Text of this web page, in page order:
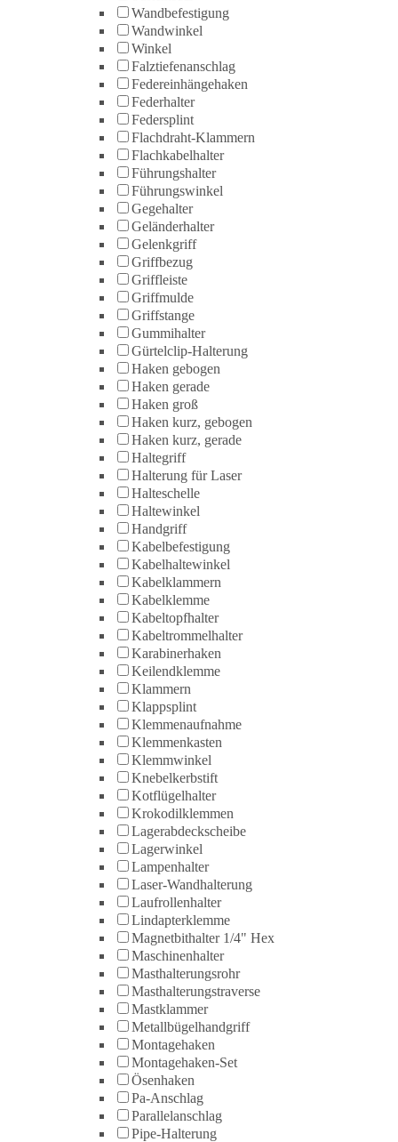
Wandbefestigung
Wandwinkel
Winkel
Falztiefenanschlag
Federeinhängehaken
Federhalter
Federsplint
Flachdraht-Klammern
Flachkabelhalter
Führungshalter
Führungswinkel
Gegehalter
Geländerhalter
Gelenkgriff
Griffbezug
Griffleiste
Griffmulde
Griffstange
Gummihalter
Gürtelclip-Halterung
Haken gebogen
Haken gerade
Haken groß
Haken kurz, gebogen
Haken kurz, gerade
Haltegriff
Halterung für Laser
Halteschelle
Haltewinkel
Handgriff
Kabelbefestigung
Kabelhaltewinkel
Kabelklammern
Kabelklemme
Kabeltopfhalter
Kabeltrommelhalter
Karabinerhaken
Keilendklemme
Klammern
Klappsplint
Klemmenaufnahme
Klemmenkasten
Klemmwinkel
Knebelkerbstift
Kotflügelhalter
Krokodilklemmen
Lagerabdeckscheibe
Lagerwinkel
Lampenhalter
Laser-Wandhalterung
Laufrollenhalter
Lindapterklemme
Magnetbithalter 1/4" Hex
Maschinenhalter
Masthalterungsrohr
Masthalterungstraverse
Mastklammer
Metallbügelhandgriff
Montagehaken
Montagehaken-Set
Ösenhaken
Pa-Anschlag
Parallelanschlag
Pipe-Halterung